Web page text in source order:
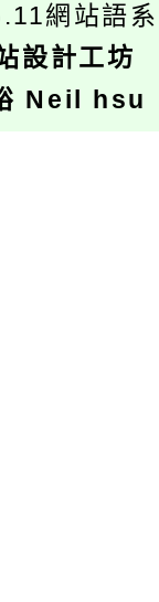
網站語
設計工坊
Neil hsu